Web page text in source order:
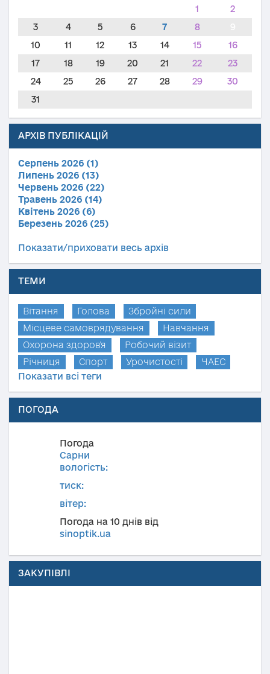
1
2
3
4 5 6 7 8
10
11 12 13 14 15
16
17
18 19 20 21 22
23
24
25 26 27 28 29
30
31
АРХІВ ПУБЛІКАЦІЙ
Серпень 2026 (1)
Липень 2026 (13)
Червень 2026 (22)
Травень 2026 (14)
Квітень 2026 (6)
Березень 2026 (25)
Показати/приховати весь архів
ТЕМИ
Вітання Голова
Збройні сили
Місцеве самоврядування
Навчання
Охорона здоров'я
Робочий візит
Річниця
Спорт Урочистості
ЧАЕС
Показати всі теги
ПОГОДА
Погода
Сарни
вологість:
тиск:
вітер:
Погода на 10 днів від
sinoptik.ua
ЗАКУПІВЛІ